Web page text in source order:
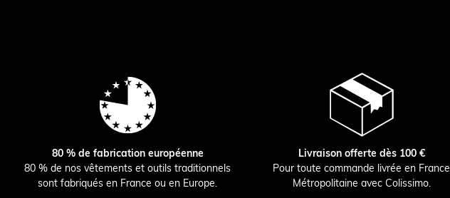
80 % de fabrication européenne
80 % de nos vêtements et outils traditionnels
sont fabriqués en France ou en Europe.
Livraison offerte dès 100 €
Pour toute commande livrée en France
Métropolitaine avec Colissimo.